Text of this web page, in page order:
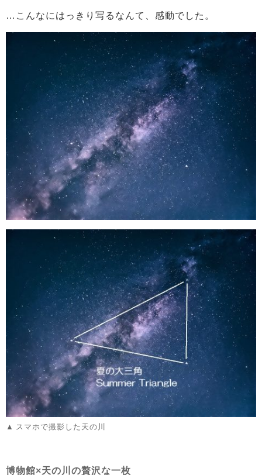
…こんなにはっきり写るなんて、感動でした。
スマホで撮影した天の川
博物館×天の川の贅沢な一枚